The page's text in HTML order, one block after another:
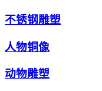
不锈钢雕塑
人物铜像
动物雕塑